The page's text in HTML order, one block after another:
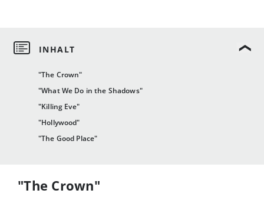
"The Crown"
"What We Do in the Shadows"
"Killing Eve"
"Hollywood"
"The Good Place"
"The Crown"